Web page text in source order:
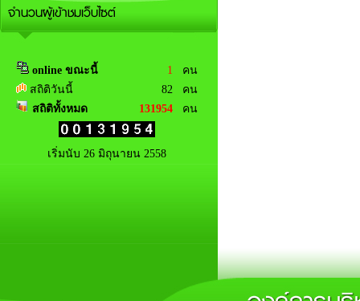
จำนวนผู้เข้าชมเว็บไซต์
online ขณะนี้ 1 คน
สถิติวันนี้
82 คน
สถิติทั้งหมด
131954 คน
เริ่มนับ 26 มิถุนายน 2558